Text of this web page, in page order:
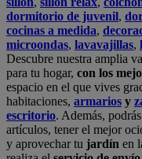
dormitorio de juvenil,
cocinas a medida,
microondas, lavavajillas,
Descubre nuestra amplia
para tu hogar, con los
espacio en el que vives
habitaciones, armarios y
escritorio. Además,
artículos, tener el mejor
y aprovechar tu jardín en